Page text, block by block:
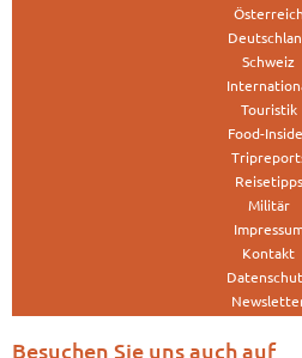
Österreich
Schweiz
Touristik
Food-
Reisetipps
Militär
Kontakt
Besuchen Sie uns auch auf